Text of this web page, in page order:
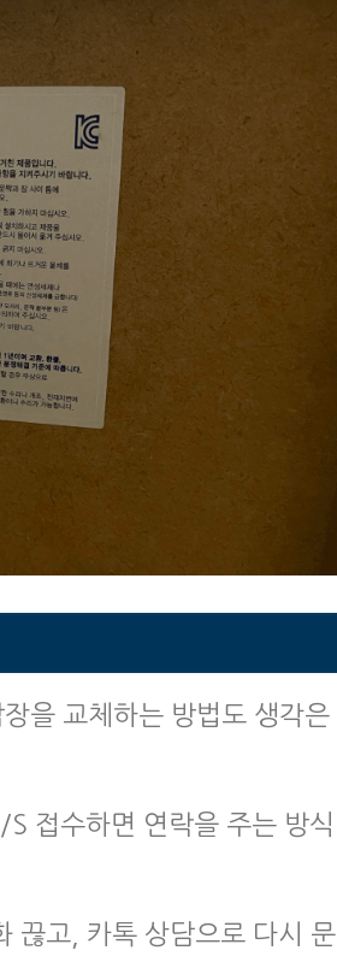
을 교체하는 방법도 생각은
접수하면 연락을 주는 방식
끊고, 카톡 상담으로 다시 문